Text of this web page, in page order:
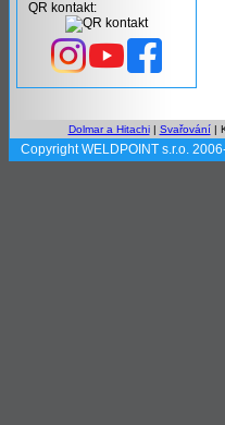
QR kontakt:
Dolmar a Hitachi| Svařování|
Copyright WELDPOINT s.r.o.